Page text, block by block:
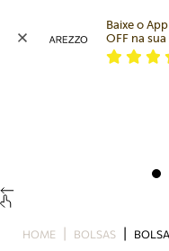
Bolsa
Baixe o
OFF na
HOME BOLSAS